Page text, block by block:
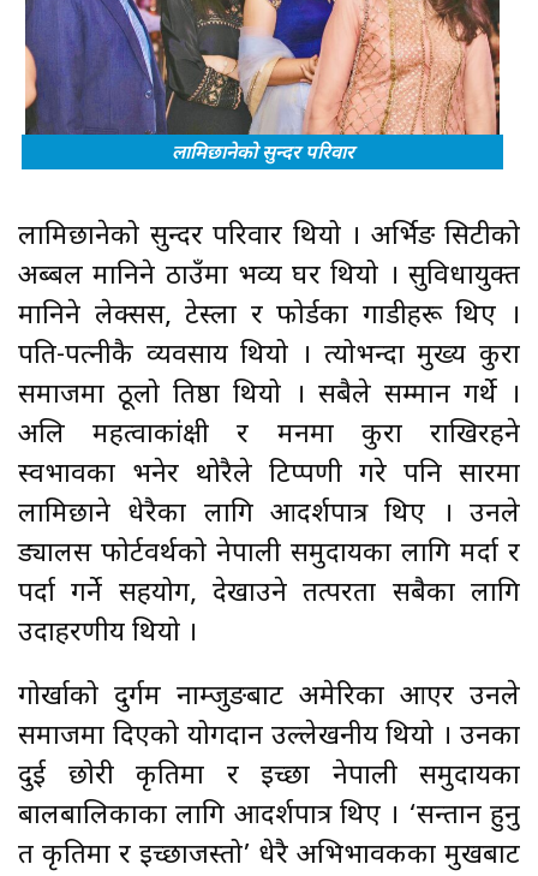
लामिछानेको सुन्दर परिवार
लामिछानेको सुन्दर परिवार थियो । अर्भिङ सिटीको
अब्बल मानिने ठाउँमा भव्य घर थियो । सुविधायुक्त
मानिने लेक्सस, टेस्ला र फोर्डका गाडीहरू थिए ।
पति-पत्नीकै व्यवसाय थियो । त्योभन्दा मुख्य कुरा
समाजमा ठूलो प्रतिष्ठा थियो । सबैले सम्मान गर्थे ।
अलि महत्वाकांक्षी र मनमा कुरा राखिरहने
स्वभावका भनेर थोरैले टिप्पणी गरे पनि सारमा
लामिछाने धेरैका लागि आदर्शपात्र थिए । उनले
ड्यालस फोर्टवर्थको नेपाली समुदायका लागि मर्दा र
पर्दा गर्ने सहयोग, देखाउने तत्परता सबैका लागि
उदाहरणीय थियो ।
गोर्खाको दुर्गम नाम्जुङबाट अमेरिका आएर उनले
समाजमा दिएको योगदान उल्लेखनीय थियो । उनका
दुई छोरी कृतिमा र इच्छा नेपाली समुदायका
बालबालिकाका लागि आदर्शपात्र थिए । ‘सन्तान हुनु
त कृतिमा र इच्छाजस्तो’ धेरै अभिभावकका मुखबाट